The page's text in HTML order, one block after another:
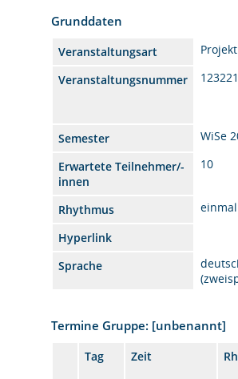
Grunddaten
Veranstaltungsart
Veranstaltungsnummer
Semester
WiSe
Erwartete Teilnehmer/-
innen
10
Rhythmus
Hyperlink
Sprache
Termine Gruppe: [unbenannt]
Tag Zeit